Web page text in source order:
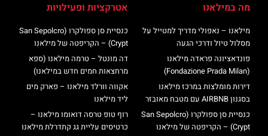
מה במילאנו
מילאנו – נאפולי מדריך למטייל על
מסלול טיול ודרכי הגעה
פונדאציונה פראדה מילאנו
(Fondazione Prada Milan)
דירות מומלצות במרכז מילאנו
בסגנון AIRBNB עם מטבח מאובזר
כנסיית סן ספולקרו (San Sepolcro
Crypt) – הקריפטה של מילאנו
אטרקציות ופעילויות
כנסיית סן ספולקרו (San Sepolcro
Crypt) – הקריפטה של מילאנו
דה מונטל – טרמה מילאנו (ספא
מרחצאות חמים חדש במילאנו)
אקווה וורלד מילאנו – פארק מים
ליד מילאנו
רוף טופ טרסה דואומו מילאנו –
כרטיסים עליית גג קתדרלת מילאנו